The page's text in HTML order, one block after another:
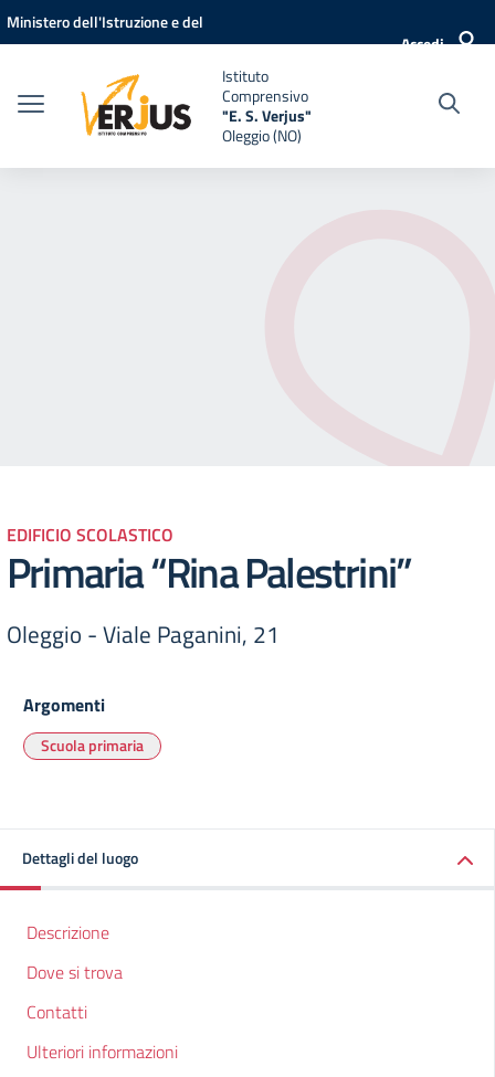
Vai ai contenuti
Vai al menu di navigazione
Vai al footer
Ministero dell'Istruzione e del
Accedi
Istituto
Comprensivo
"E. S. Verjus"
Oleggio (NO)
EDIFICIO SCOLASTICO
Primaria “Rina Palestrini”
Oleggio - Viale Paganini, 21
Argomenti
Scuola primaria
Dettagli del luogo
Descrizione
Dove si trova
Contatti
Ulteriori informazioni